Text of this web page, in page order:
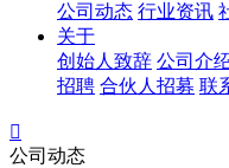
公司动态 行业资讯
关于
创始人致辞 公司介
招聘 合伙人招募 联

公司动态